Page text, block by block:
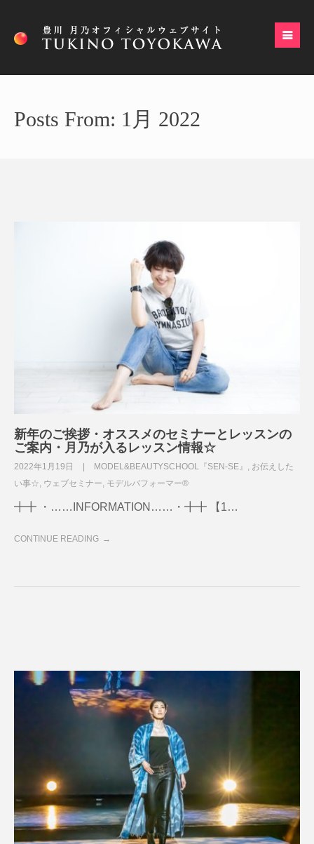
Posts From: 1月 2022
新年のご挨拶・オススメのセミナーとレッスンの
ご案内・月乃が入るレッスン情報☆
2022年1月19日 MODEL&BEAUTYSCHOOL『SEN-SE』
お伝えした
い事☆ ウェブセミナー モデルパフォーマー®
╋╋ ・……INFORMATION……・╋╋ 【1…
CONTINUE READING